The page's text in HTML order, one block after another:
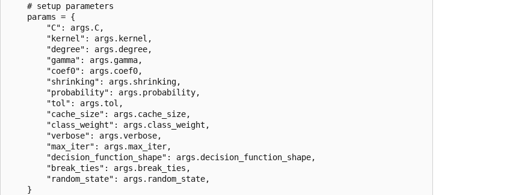
    # setup parameters
    params = {
        "C": args.C,
        "kernel": args.kernel,
        "degree": args.degree,
        "gamma": args.gamma,
        "coef0": args.coef0,
        "shrinking": args.shrinking,
        "probability": args.probability,
        "tol": args.tol,
        "cache_size": args.cache_size,
        "class_weight": args.class_weight,
        "verbose": args.verbose,
        "max_iter": args.max_iter,
        "decision_function_shape": args.decision_function_shape,
        "break_ties": args.break_ties,
        "random_state": args.random_state,
    }